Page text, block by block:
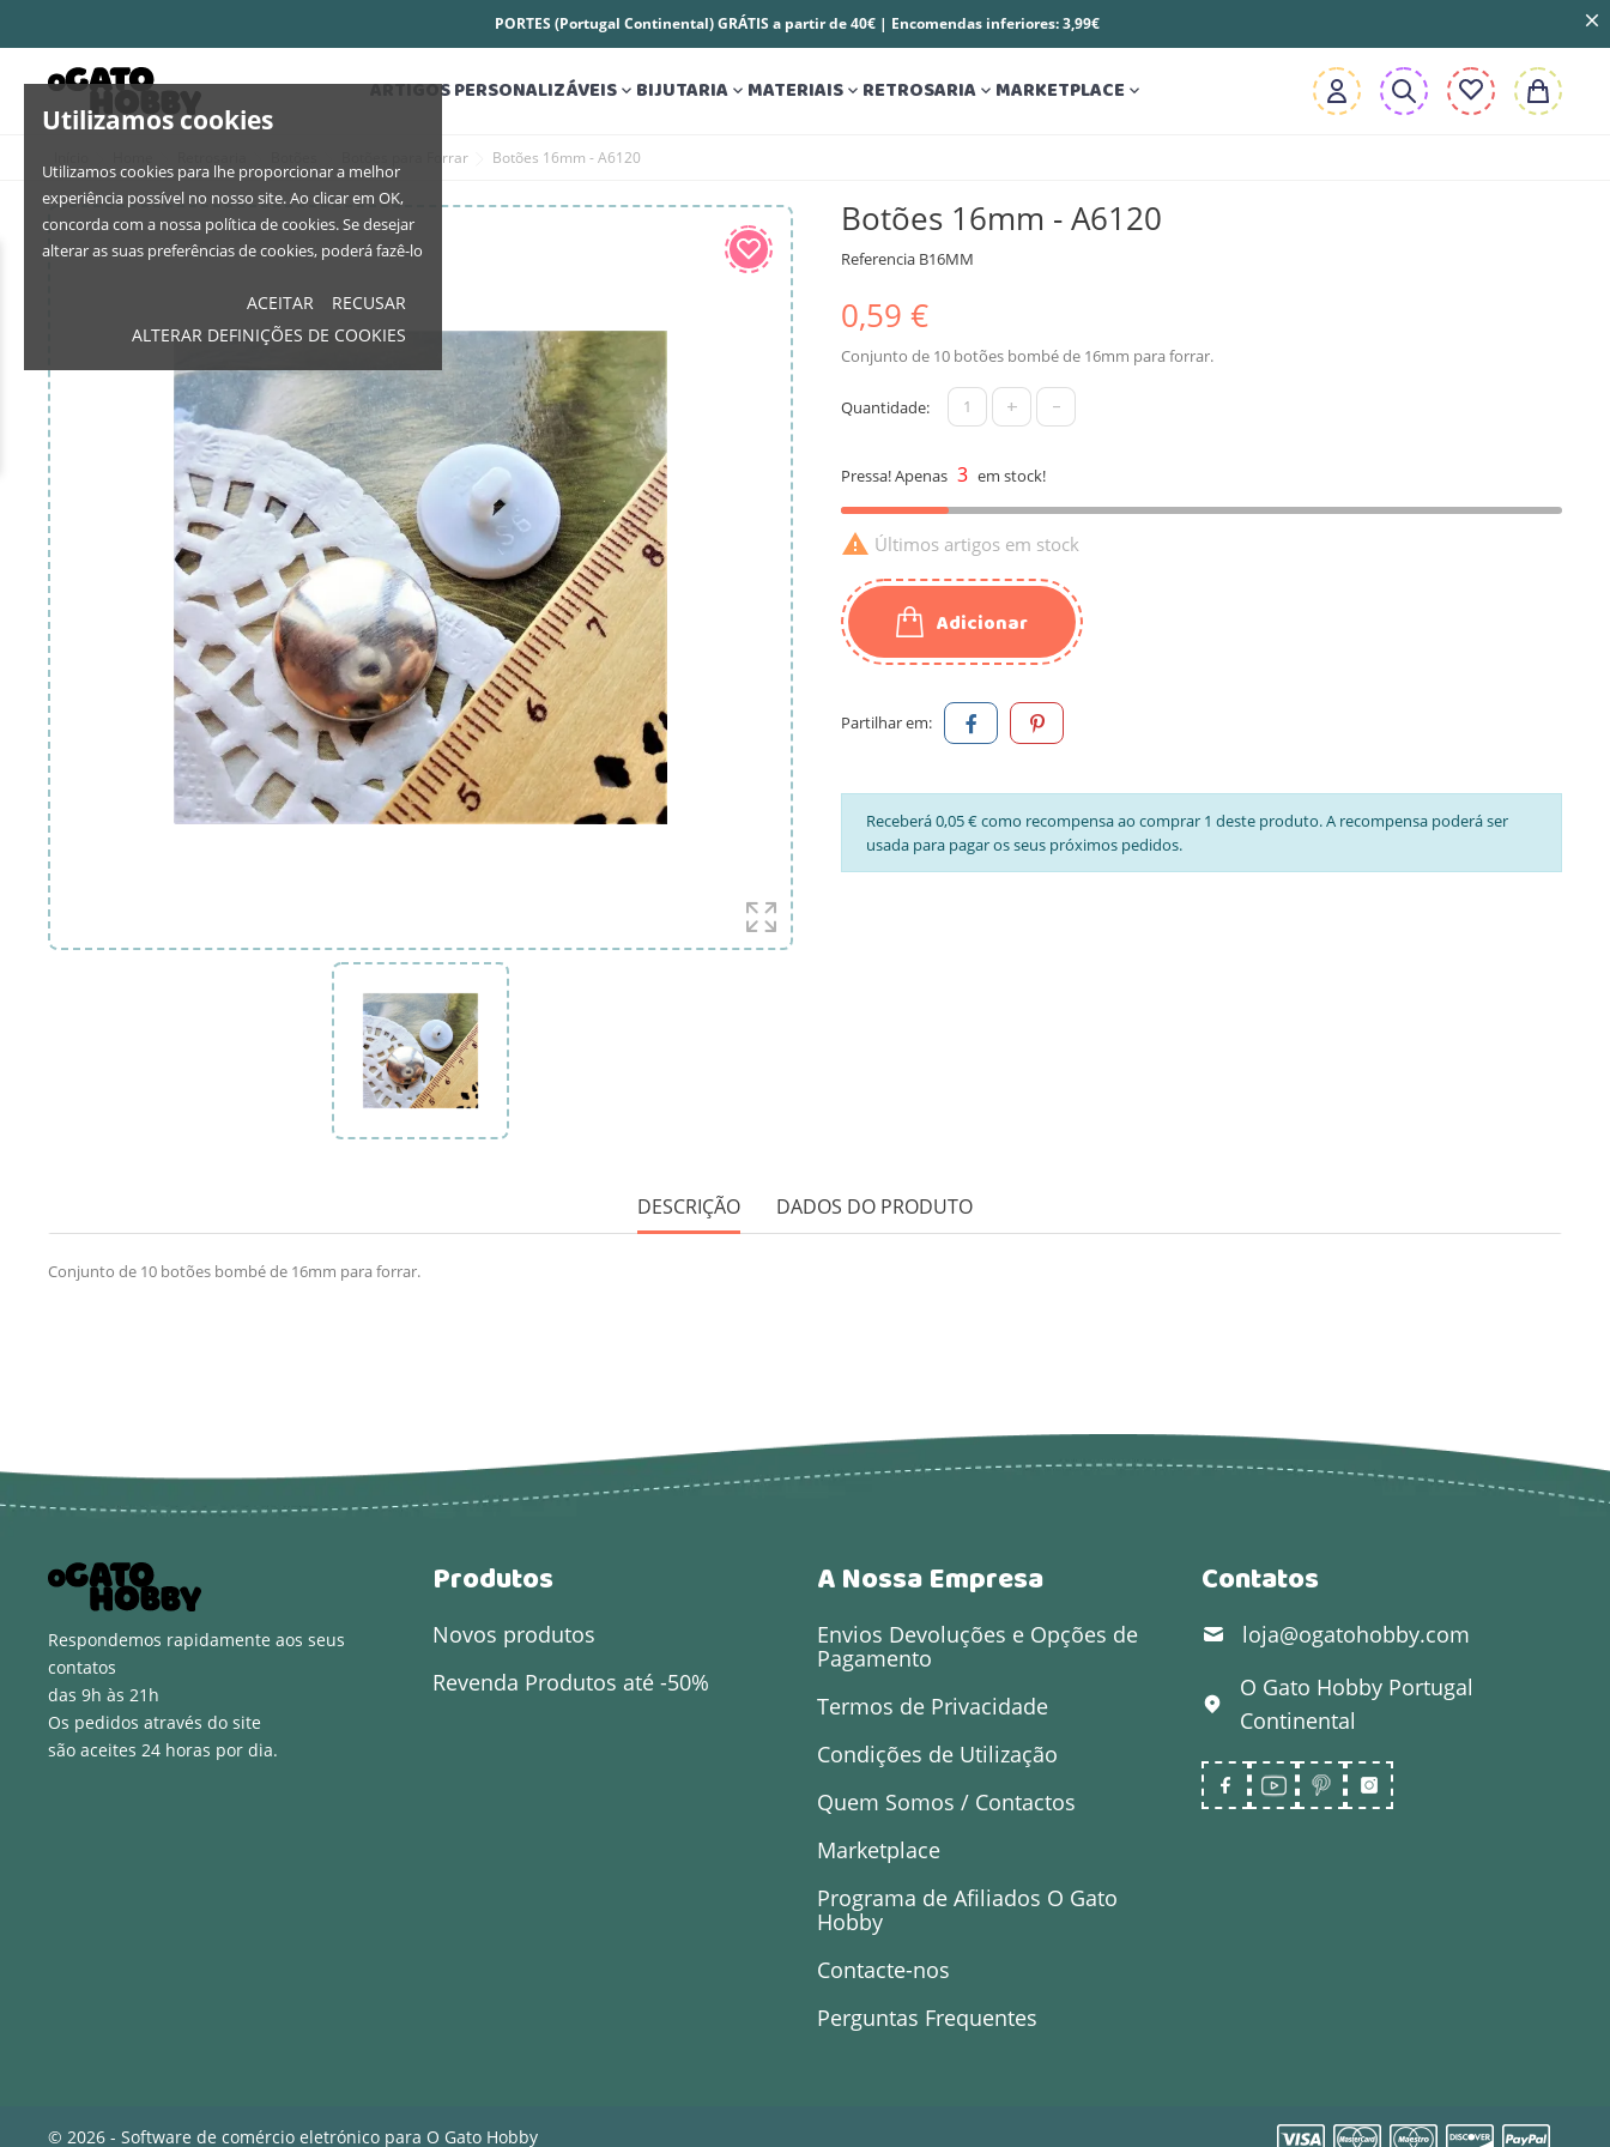
Utilizamos cookies
Utilizamos cookies para lhe proporcionar a melhor
experiência possível no nosso site. Ao clicar em OK,
concorda com a nossa política de cookies. Se desejar
alterar as suas preferências de cookies, poderá fazê-lo
ACEITAR
RECUSAR
ALTERAR DEFINIÇÕES DE COOKIES
PORTES (Portugal Continental) GRÁTIS a partir de 40€ | Encomendas inferiores: 3,99€
ARTIGOS PERSONALIZÁVEIS BIJUTARIA MATERIAIS RETROSARIA MARKETPLACE 
Botões para Forrar Botões 16mm - A6120
Botões 16mm - A6120
Referencia B16MM
0,59 €
Conjunto de 10 botões bombé de 16mm para forrar.
Quantidade: + -
Pressa! Apenas 3 em stock!
 Últimos artigos em stock
Adicionar
Partilhar em:
Receberá 0,05 € como recompensa ao comprar 1 deste produto. A recompensa poderá ser
usada para pagar os seus próximos pedidos.
DESCRIÇÃO DADOS DO PRODUTO
Conjunto de 10 botões bombé de 16mm para forrar.
Respondemos rapidamente aos seus
contatos
das 9h às 21h
Os pedidos através do site
são aceites 24 horas por dia.
Produtos
Novos produtos
Revenda Produtos até -50%
A Nossa Empresa
Envios Devoluções e Opções de
Pagamento
Termos de Privacidade
Condições de Utilização
Quem Somos / Contactos
Marketplace
Programa de Afiliados O Gato
Hobby
Contacte-nos
Perguntas Frequentes
Contatos
loja@ogatohobby.com
O Gato Hobby Portugal
Continental
© 2026 - Software de comércio eletrónico para O Gato Hobby